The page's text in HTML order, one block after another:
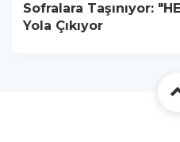
Sofralara Taşınıyor:
Yola Çıkıyor